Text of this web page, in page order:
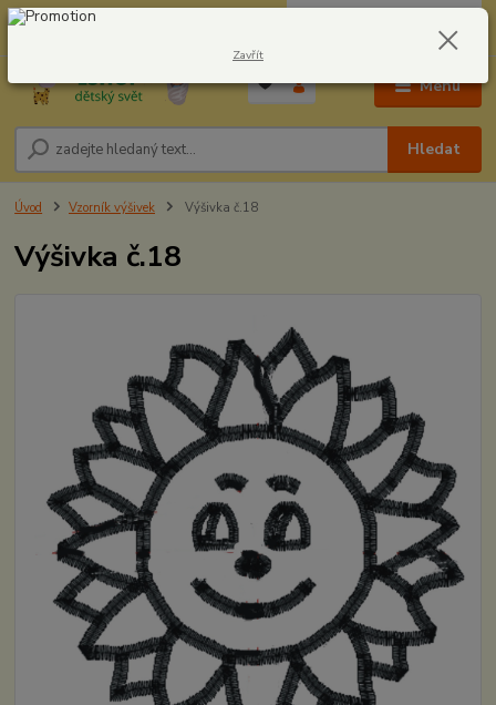
Menu
Hledat
604278943 0,00 Kč
Úvod Vzorník výšivek Výšivka č.18
Výšivka č.18
Zavřít